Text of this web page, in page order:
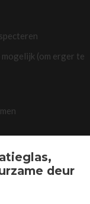
(om erger te
deur